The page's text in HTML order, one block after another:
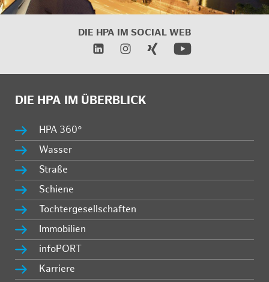
DIE HPA IM SOCIAL WEB
DIE HPA IM ÜBERBLICK
HPA 360°
Wasser
Straße
Schiene
Tochtergesellschaften
Immobilien
infoPORT
Karriere